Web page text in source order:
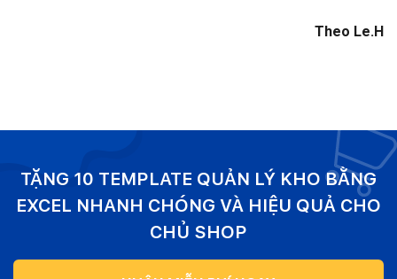
Theo Le.H
TẶNG 10 TEMPLATE QUẢN LÝ KHO BẰNG
EXCEL NHANH CHÓNG VÀ HIỆU QUẢ CHO
CHỦ SHOP